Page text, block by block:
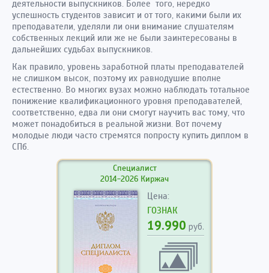
деятельности выпускников. Более того, нередко
успешность студентов зависит и от того, какими были их
преподаватели, уделяли ли они внимание слушателям
собственных лекций или же не были заинтересованы в
дальнейших судьбах выпускников.
Как правило, уровень заработной платы преподавателей
не слишком высок, поэтому их равнодушие вполне
естественно. Во многих вузах можно наблюдать тотальное
понижение квалификационного уровня преподавателей,
соответственно, едва ли они смогут научить вас тому, что
может понадобиться в реальной жизни. Вот почему
молодые люди часто стремятся попросту купить диплом в
СПб.
Специалист
2014-2026 Киржач
Цена:
ГОЗНАК
19.990 руб.